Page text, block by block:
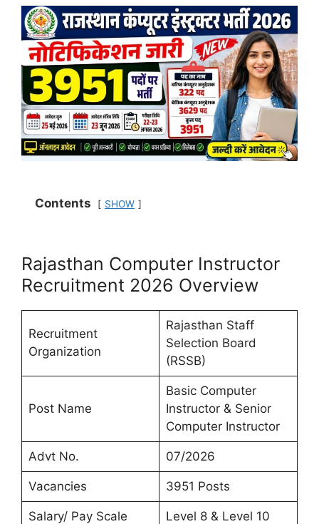
Contents SHOW
Rajasthan Computer Instructor
Recruitment 2026 Overview
Recruitment
Organization
Rajasthan Staff
Selection Board
(RSSB)
Post Name
Basic Computer
Instructor & Senior
Computer Instructor
Advt No. 07/2026
Vacancies 3951 Posts
Salary/ Pay Scale Level 8 & Level 10